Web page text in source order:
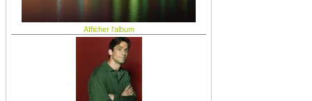
Afficher l'album